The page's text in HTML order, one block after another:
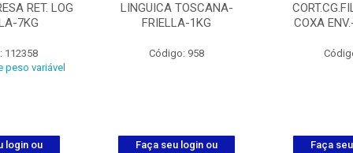
RET. LOG
7KG
112358
peso variável
login ou
LINGUICA TOSCANA-
FRIELLA-1KG
Código: 958
Faça seu login ou
COXA
Faça